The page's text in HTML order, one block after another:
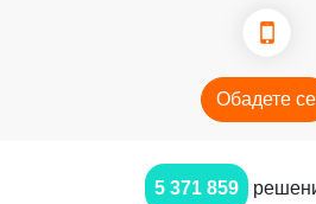
Обадете се
5 371 859